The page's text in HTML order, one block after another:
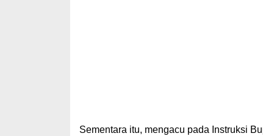
Sementara itu, mengacu pada Instruksi